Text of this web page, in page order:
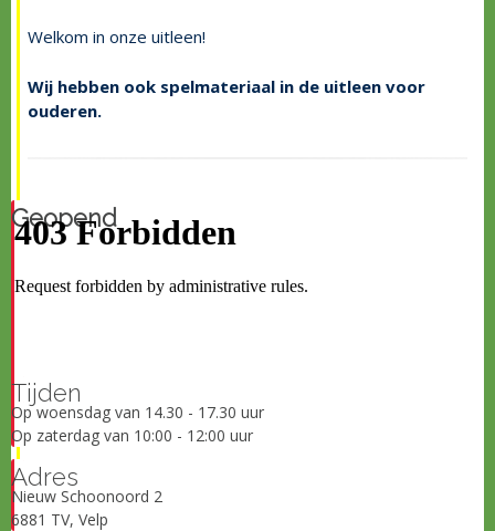
Welkom in onze uitleen!
Wij hebben ook spelmateriaal in de uitleen voor
ouderen.
Geopend
Tijden
Op woensdag van 14.30 - 17.30 uur
Op zaterdag van 10:00 - 12:00 uur
Adres
Nieuw Schoonoord 2
6881 TV, Velp